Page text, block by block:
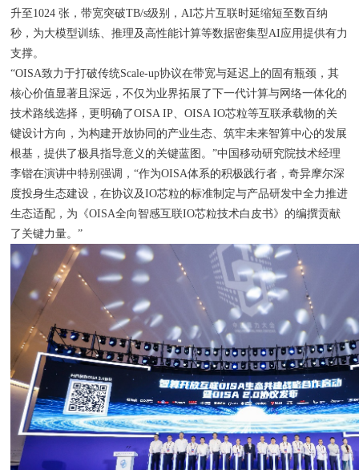
升至1024 张，带宽突破TB/s级别，AI芯片互联时延缩短至数百纳
秒，为大模型训练、推理及高性能计算等数据密集型AI应用提供有力
支撑。
“OISA致力于打破传统Scale-up协议在带宽与延迟上的固有瓶颈，其
核心价值显著且深远，不仅为业界拓展了下一代计算与网络一体化的
技术路线选择，更明确了OISA IP、OISA IO芯粒等互联承载物的关
键设计方向，为构建开放协同的产业生态、筑牢未来智算中心的发展
根基，提供了极具指导意义的关键蓝图。”中国移动研究院技术经理
李锴在演讲中特别强调，“作为OISA体系的积极践行者，奇异摩尔深
度投身生态建设，在协议及IO芯粒的标准制定与产品研发中全力推进
生态适配，为《OISA全向智感互联IO芯粒技术白皮书》的编撰贡献
了关键力量。”